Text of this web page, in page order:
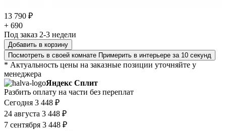
13 790 ₽
+ 690
Под заказ 2-3 недели
Добавить в корзину
Посмотреть в своей комнате Примерить в интерьере за 10 секунд
* Актуальность цены на заказные позиции уточняйте у
менеджера
Яндекс Сплит
Разбить оплату на части без переплат
Сегодня 3 448 ₽
24 августа 3 448 ₽
7 сентября 3 448 ₽